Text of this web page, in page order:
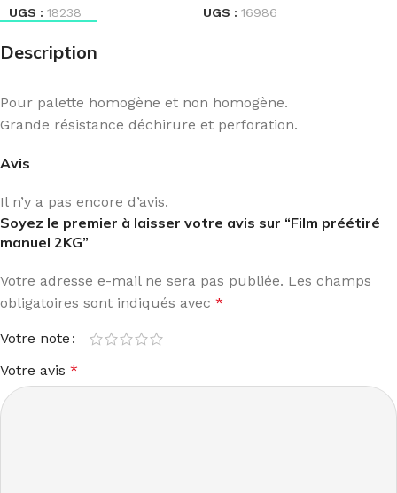
UGS : 18238 UGS : 16986
Description
Pour palette homogène et non homogène.
Grande résistance déchirure et perforation.
Avis
Il n’y a pas encore d’avis.
Soyez le premier à laisser votre avis sur “Film préétiré
manuel 2KG”
Votre adresse e-mail ne sera pas publiée. Les champs
obligatoires sont indiqués avec *
Votre note
Votre avis *